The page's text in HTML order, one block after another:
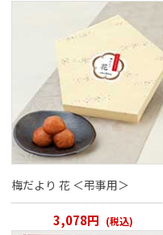
梅だより 花 ＜弔事用＞
3,078円 (税込)